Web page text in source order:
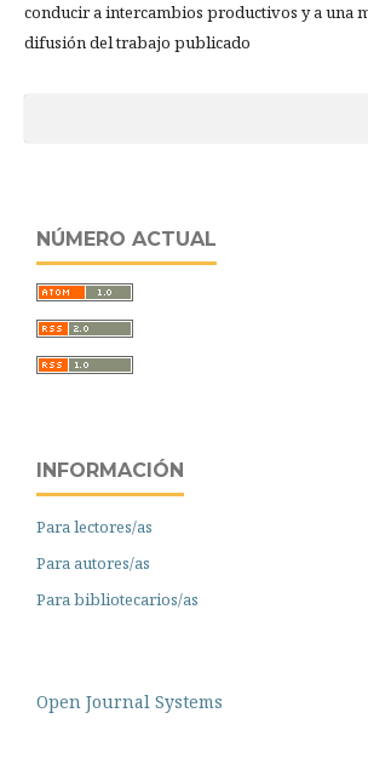
conducir a intercambios productivos y a una
difusión del trabajo publicado
NÚMERO ACTUAL
INFORMACIÓN
Para lectores/as
Para autores/as
Para bibliotecarios/as
Open Journal Systems